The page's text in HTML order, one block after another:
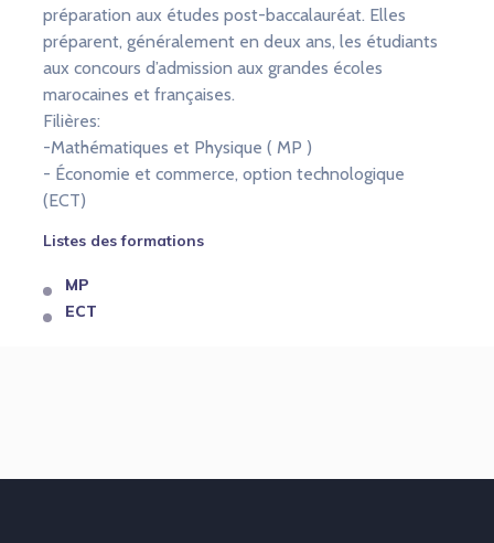
préparation aux études post-baccalauréat. Elles
préparent, généralement en deux ans, les étudiants
aux concours d’admission aux grandes écoles
marocaines et françaises.
Filières:
-Mathématiques et Physique ( MP )
- Économie et commerce, option technologique
(ECT)
Listes des formations
MP
ECT